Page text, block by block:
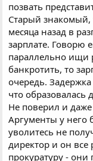
позвать
Старый знакомый,
месяца назад в
зарплате. Говорю
параллельно ищи
банкротить, то
очередь.
что образовалась
Не поверил и
Аргументы у него
уволитесь не
директор и он все
прокуратуру - они